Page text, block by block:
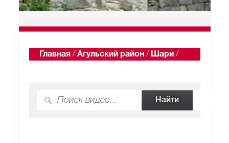
Главная / Агульский район / Шари /